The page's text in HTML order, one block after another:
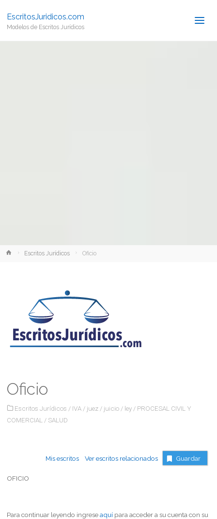
EscritosJuridicos.com
Modelos de Escritos Jurídicos
InicioEscritos Jurídicos Oficio
Oficio
Escritos Jurídicos / IVA / juez / juicio / ley / PROCESAL CIVIL Y
COMERCIAL / SALUD
Mis escritos Ver escritos relacionados Guardar
OFICIO
Para continuar leyendo ingreseaquípara acceder a su cuenta con su